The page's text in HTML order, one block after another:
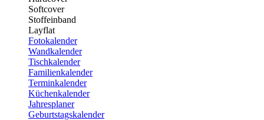
Softcover
Stoffeinband
Layflat
Fotokalender
Wandkalender
Tischkalender
Familienkalender
Terminkalender
Küchenkalender
Jahresplaner
Geburtstagskalender